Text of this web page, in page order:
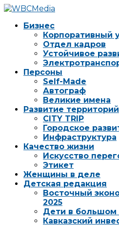
Бизнес
Корпоративный
Отдел кадров
Устойчивое
Персоны
Self-Made
Автограф
Великие имена
Развитие территорий
CITY TRIP
Городское
Инфраструктура
Качество жизни
Искусство
Этикет
Женщины в деле
Детская редакция
Восточный
2025
Дети в большом
Кавказский